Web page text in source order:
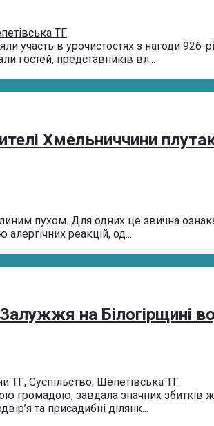
ТГ
участь в урочистостях з нагоди
гостей, представників вл...
Хмельниччини
пухом. Для одних це звична
реакцій, од...
на Білогірщині
ТГ, Суспільство, Шепетівська ТГ
завдала значних збитків
та присадибні ділянк...